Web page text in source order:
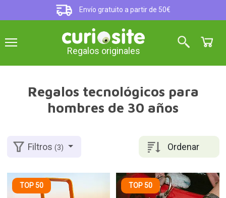
Envío gratuito a partir de 50€
Regalos originales
Regalos tecnológicos para
hombres de 30 años
Ordenar
Filtros(3)
TOP 50 TOP 50